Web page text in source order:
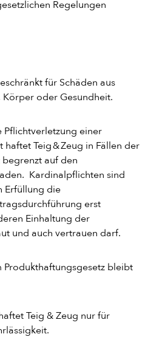
Regelungen
für Schäden aus
oder Gesundheit.
Pflichtverletzung einer
Teig & Zeug in Fällen der
auf den
Kardinalpflichten sind
Erfüllung die
erst
Einhaltung der
und auch vertrauen darf.
Produkthaftungsgesetz bleibt
Teig & Zeug nur für